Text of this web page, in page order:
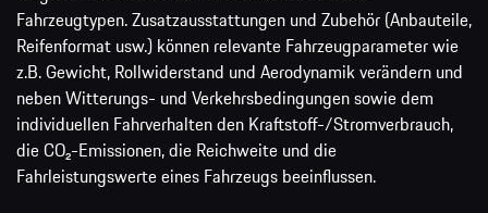
Fahrzeugtypen. Zusatzausstattungen und Zubehör (Anbauteile,
Reifenformat usw.) können relevante Fahrzeugparameter wie
z.B. Gewicht, Rollwiderstand und Aerodynamik verändern und
neben Witterungs- und Verkehrsbedingungen sowie dem
individuellen Fahrverhalten den Kraftstoff-/Stromverbrauch,
die CO₂-Emissionen, die Reichweite und die
Fahrleistungswerte eines Fahrzeugs beeinflussen.